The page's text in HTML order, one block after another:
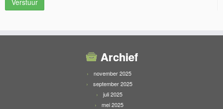
Archief
november 2025
september 2025
juli 2025
mei 2025